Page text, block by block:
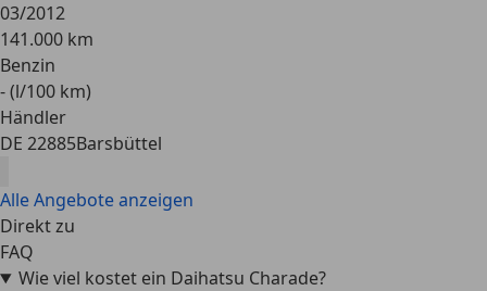
03/2012
141.000 km
Benzin
- (l/100 km)
Händler
DE 22885Barsbüttel
Alle Angebote anzeigen
Direkt zu
FAQ
Wie viel kostet ein Daihatsu Charade?